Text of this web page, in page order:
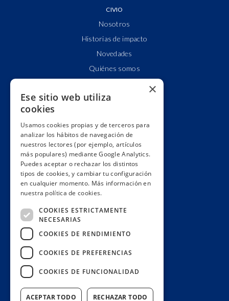
CIVIO
Nosotros
Historias de impacto
Novedades
Quiénes somos
Alianzas y redes
Impacto
Premios
Formación
Código ético
Re-publica
Muro de donantes
Únete aquí
×
Ese sitio web utiliza
cookies
Usamos cookies propias y de terceros para
analizar los hábitos de navegación de
nuestros lectores (por ejemplo, artículos
más populares) mediante Google Analytics.
Puedes aceptar o rechazar los distintos
tipos de cookies, y cambiar tu configuración
en cualquier momento. Más información en
nuestra política de cookies.
COOKIES ESTRICTAMENTE
NECESARIAS
COOKIES DE RENDIMIENTO
COOKIES DE PREFERENCIAS
COOKIES DE FUNCIONALIDAD
ACEPTAR TODO RECHAZAR TODO